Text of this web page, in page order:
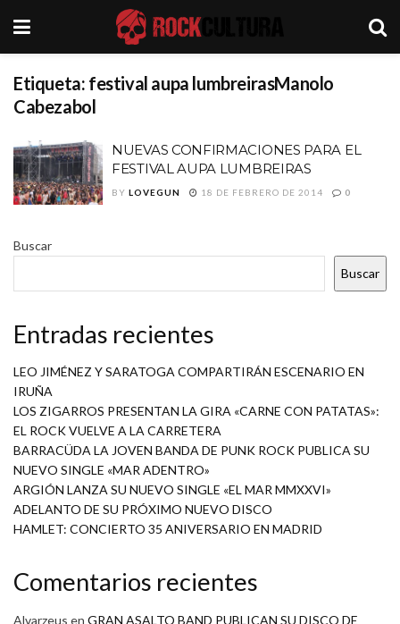
Etiqueta: festival aupa lumbreirasManolo
Cabezabol
NUEVAS CONFIRMACIONES PARA EL
FESTIVAL AUPA LUMBREIRAS
BY LOVEGUN 18 DE FEBRERO DE 2014 0
Buscar
Buscar
Entradas recientes
LEO JIMÉNEZ Y SARATOGA COMPARTIRÁN ESCENARIO EN
IRUÑA
LOS ZIGARROS PRESENTAN LA GIRA «CARNE CON PATATAS»:
EL ROCK VUELVE A LA CARRETERA
BARRACÜDA LA JOVEN BANDA DE PUNK ROCK PUBLICA SU
NUEVO SINGLE «MAR ADENTRO»
ARGIÓN LANZA SU NUEVO SINGLE «EL MAR MMXXVI»
ADELANTO DE SU PRÓXIMO NUEVO DISCO
HAMLET: CONCIERTO 35 ANIVERSARIO EN MADRID
Comentarios recientes
Alvarzeus en GRAN ASALTO BAND PUBLICAN SU DISCO DE